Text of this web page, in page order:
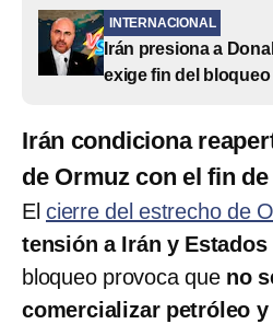
INTERNACIONAL
Irán presiona a
exige fin del bloqueo
Irán condiciona
de Ormuz con el fin
El cierre del estrecho de
tensión a Irán y Estados
bloqueo provoca que no
comercializar petróleo y